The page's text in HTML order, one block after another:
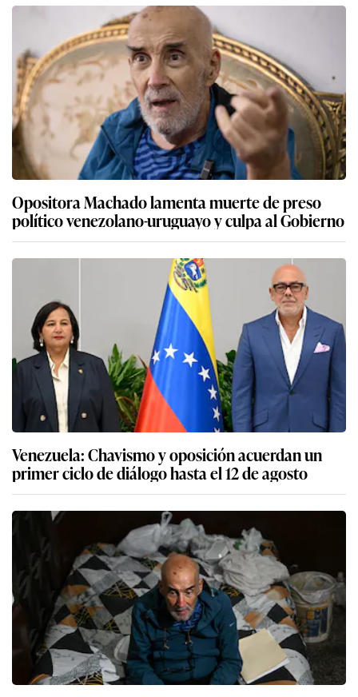
Opositora Machado lamenta muerte de preso
político venezolano-uruguayo y culpa al Gobierno
Venezuela: Chavismo y oposición acuerdan un
primer ciclo de diálogo hasta el 12 de agosto